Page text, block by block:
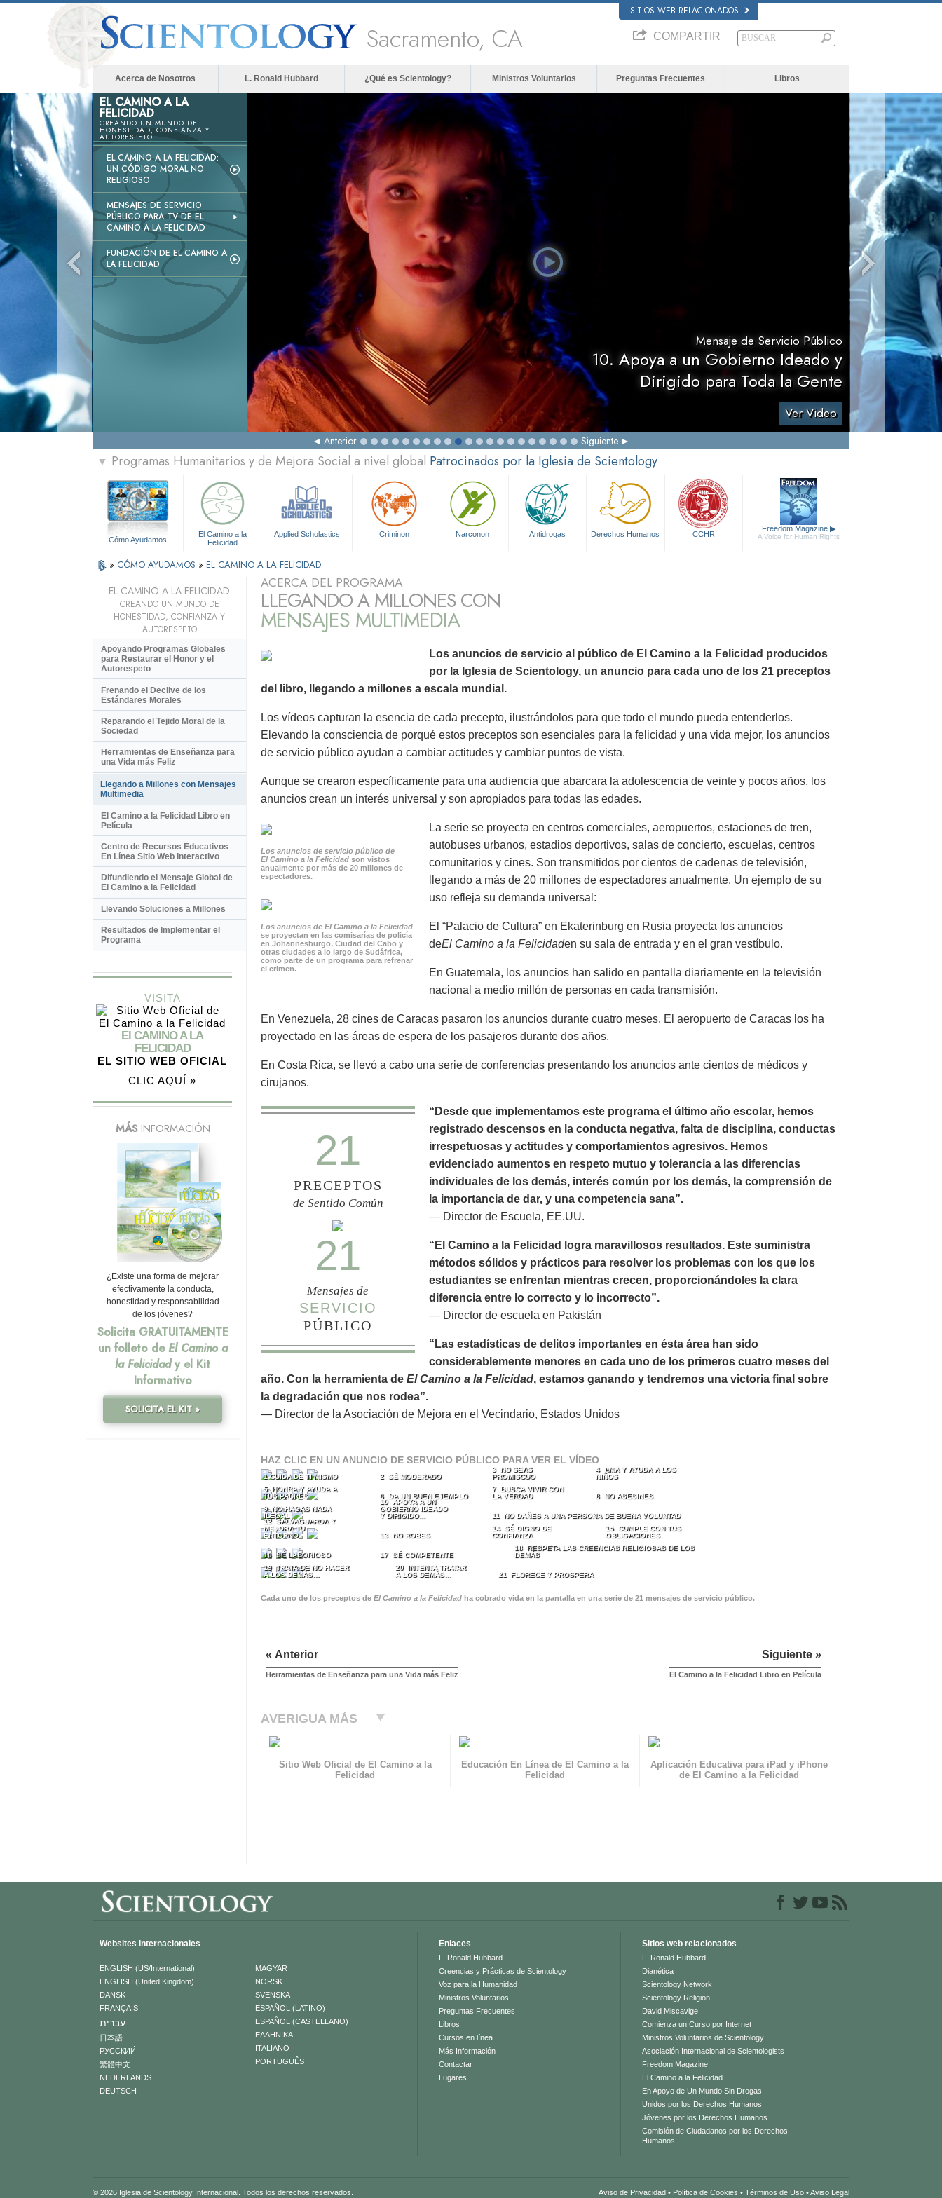
SITIOS WEB RELACIONADOS
Sacramento, CA COMPARTIR
Acerca de Nosotros L. Ronald Hubbard ¿Qué es Scientology? Ministros Voluntarios Preguntas Frecuentes Libros
EL CAMINO A LA
FELICIDAD
CREANDO UN MUNDO DE
HONESTIDAD, CONFIANZA Y
AUTORESPETO
EL CAMINO A LA FELICIDAD:
UN CÓDIGO MORAL NO
RELIGIOSO
MENSAJES DE SERVICIO
PÚBLICO PARA TV DE EL
CAMINO A LA FELICIDAD
FUNDACIÓN DE EL CAMINO A
LA FELICIDAD
Mensaje de Servicio Público
10. Apoya a un Gobierno Ideado y
Dirigido para Toda la Gente
Ver Video
Anterior Siguiente
▼ Programas Humanitarios y de Mejora Social a nivel global Patrocinados por la Iglesia de Scientology
Cómo Ayudamos
El Camino a la
Felicidad
Applied Scholastics Criminon Narconon Antidrogas Derechos Humanos CCHR
Freedom Magazine ▶
A Voice for Human Rights
» CÓMO AYUDAMOS » EL CAMINO A LA FELICIDAD
ACERCA DEL PROGRAMA
LLEGANDO A MILLONES CON
MENSAJES MULTIMEDIA
Los anuncios de servicio al público de El Camino a la Felicidad producidos
por la Iglesia de Scientology, un anuncio para cada uno de los 21 preceptos
del libro, llegando a millones a escala mundial.
Los vídeos capturan la esencia de cada precepto, ilustrándolos para que todo el mundo pueda entenderlos.
Elevando la consciencia de porqué estos preceptos son esenciales para la felicidad y una vida mejor, los anuncios
de servicio público ayudan a cambiar actitudes y cambiar puntos de vista.
Aunque se crearon específicamente para una audiencia que abarcara la adolescencia de veinte y pocos años, los
anuncios crean un interés universal y son apropiados para todas las edades.
Los anuncios de servicio público de
El Camino a la Felicidad son vistos
anualmente por más de 20 millones de
espectadores.
Los anuncios de El Camino a la Felicidad
se proyectan en las comisarías de policía
en Johannesburgo, Ciudad del Cabo y
otras ciudades a lo largo de Sudáfrica,
como parte de un programa para refrenar
el crimen.
La serie se proyecta en centros comerciales, aeropuertos, estaciones de tren,
autobuses urbanos, estadios deportivos, salas de concierto, escuelas, centros
comunitarios y cines. Son transmitidos por cientos de cadenas de televisión,
llegando a más de 20 millones de espectadores anualmente. Un ejemplo de su
uso refleja su demanda universal:
El “Palacio de Cultura” en Ekaterinburg en Rusia proyecta los anuncios
deEl Camino a la Felicidaden su sala de entrada y en el gran vestíbulo.
En Guatemala, los anuncios han salido en pantalla diariamente en la televisión
nacional a medio millón de personas en cada transmisión.
En Venezuela, 28 cines de Caracas pasaron los anuncios durante cuatro meses. El aeropuerto de Caracas los ha
proyectado en las áreas de espera de los pasajeros durante dos años.
En Costa Rica, se llevó a cabo una serie de conferencias presentando los anuncios ante cientos de médicos y
cirujanos.
21
PRECEPTOS
de Sentido Común
21
Mensajes de
SERVICIO
PÚBLICO
“Desde que implementamos este programa el último año escolar, hemos
registrado descensos en la conducta negativa, falta de disciplina, conductas
irrespetuosas y actitudes y comportamientos agresivos. Hemos
evidenciado aumentos en respeto mutuo y tolerancia a las diferencias
individuales de los demás, interés común por los demás, la comprensión de
la importancia de dar, y una competencia sana”.
— Director de Escuela, EE.UU.
“El Camino a la Felicidad logra maravillosos resultados. Este suministra
métodos sólidos y prácticos para resolver los problemas con los que los
estudiantes se enfrentan mientras crecen, proporcionándoles la clara
diferencia entre lo correcto y lo incorrecto”.
— Director de escuela en Pakistán
“Las estadísticas de delitos importantes en ésta área han sido
considerablemente menores en cada uno de los primeros cuatro meses del
año. Con la herramienta de El Camino a la Felicidad, estamos ganando y tendremos una victoria final sobre
la degradación que nos rodea”.
— Director de la Asociación de Mejora en el Vecindario, Estados Unidos
HAZ CLIC EN UN ANUNCIO DE SERVICIO PÚBLICO PARA VER EL VÍDEO
1 CUIDA DE TI MISMO 2 SÉ MODERADO
3 NO SEAS
PROMISCUO
4 AMA Y AYUDA A LOS
NIÑOS
5 HONRA Y AYUDA A
TUS PADRES
6 DA UN BUEN EJEMPLO
7 BUSCA VIVIR CON
LA VERDAD
8 NO ASESINES
9 NO HAGAS NADA
ILEGAL
10 APOYA A UN
GOBIERNO IDEADO
Y DIRIGIDO...
11 NO DAÑES A UNA PERSONA DE BUENA VOLUNTAD
12 SALVAGUARDA Y
MEJORA TU
ENTORNO
13 NO ROBES
14 SÉ DIGNO DE
CONFIANZA
15 CUMPLE CON TUS
OBLIGACIONES
16 SÉ LABORIOSO 17 SÉ COMPETENTE
18 RESPETA LAS CREENCIAS RELIGIOSAS DE LOS
DEMÁS
19 TRATA DE NO HACER
A LOS DEMÁS…
20 INTENTA TRATAR
A LOS DEMÁS…
21 FLORECE Y PROSPERA
Cada uno de los preceptos de El Camino a la Felicidad ha cobrado vida en la pantalla en una serie de 21 mensajes de servicio público.
« Anterior
Herramientas de Enseñanza para una Vida más Feliz
Siguiente »
El Camino a la Felicidad Libro en Película
AVERIGUA MÁS
Sitio Web Oficial de El Camino a la
Felicidad
Educación En Línea de El Camino a la
Felicidad
Aplicación Educativa para iPad y iPhone
de El Camino a la Felicidad
EL CAMINO A LA FELICIDAD
CREANDO UN MUNDO DE
HONESTIDAD, CONFIANZA Y
AUTORESPETO
Apoyando Programas Globales
para Restaurar el Honor y el
Autorespeto
Frenando el Declive de los
Estándares Morales
Reparando el Tejido Moral de la
Sociedad
Herramientas de Enseñanza para
una Vida más Feliz
Llegando a Millones con Mensajes
Multimedia
El Camino a la Felicidad Libro en
Película
Centro de Recursos Educativos
En Línea Sitio Web Interactivo
Difundiendo el Mensaje Global de
El Camino a la Felicidad
Llevando Soluciones a Millones
Resultados de Implementar el
Programa
VISITA
El CAMINO A LA
FELICIDAD
EL SITIO WEB OFICIAL
CLIC AQUÍ »
MÁSINFORMACIÓN
¿Existe una forma de mejorar
efectivamente la conducta,
honestidad y responsabilidad
de los jóvenes?
Solicita GRATUITAMENTE
un folleto de El Camino a
la Felicidady el Kit
Informativo
SOLICITA EL KIT »
Websites Internacionales
ENGLISH (US/International)
ENGLISH (United Kingdom)
DANSK
FRANÇAIS
עברית
日本語
РУССКИЙ
繁體中文
NEDERLANDS
DEUTSCH
MAGYAR
NORSK
SVENSKA
ESPAÑOL (LATINO)
ESPAÑOL (CASTELLANO)
ΕΛΛΗΝΙΚA
ITALIANO
PORTUGUÊS
Enlaces
L. Ronald Hubbard
Creencias y Prácticas de Scientology
Voz para la Humanidad
Ministros Voluntarios
Preguntas Frecuentes
Libros
Cursos en línea
Más Información
Contactar
Lugares
Sitios web relacionados
L. Ronald Hubbard
Dianética
Scientology Network
Scientology Religion
David Miscavige
Comienza un Curso por Internet
Ministros Voluntarios de Scientology
Asociación Internacional de Scientologists
Freedom Magazine
El Camino a la Felicidad
En Apoyo de Un Mundo Sin Drogas
Unidos por los Derechos Humanos
Jóvenes por los Derechos Humanos
Comisión de Ciudadanos por los Derechos
Humanos
© 2026 Iglesia de Scientology Internacional. Todos los derechos reservados. Aviso de Privacidad • Política de Cookies • Términos de Uso •Aviso Legal